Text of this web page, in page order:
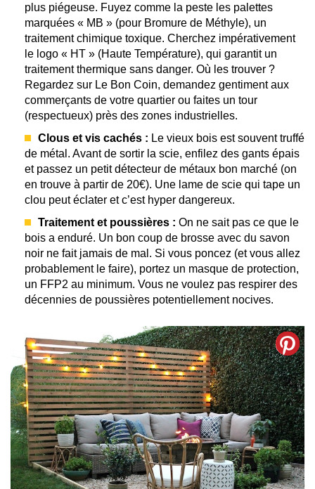
plus piégeuse. Fuyez comme la peste les palettes
marquées « MB » (pour Bromure de Méthyle), un
traitement chimique toxique. Cherchez impérativement
le logo « HT » (Haute Température), qui garantit un
traitement thermique sans danger. Où les trouver ?
Regardez sur Le Bon Coin, demandez gentiment aux
commerçants de votre quartier ou faites un tour
(respectueux) près des zones industrielles.
Clous et vis cachés : Le vieux bois est souvent truffé
de métal. Avant de sortir la scie, enfilez des gants épais
et passez un petit détecteur de métaux bon marché (on
en trouve à partir de 20€). Une lame de scie qui tape un
clou peut éclater et c’est hyper dangereux.
Traitement et poussières : On ne sait pas ce que le
bois a enduré. Un bon coup de brosse avec du savon
noir ne fait jamais de mal. Si vous poncez (et vous allez
probablement le faire), portez un masque de protection,
un FFP2 au minimum. Vous ne voulez pas respirer des
décennies de poussières potentiellement nocives.